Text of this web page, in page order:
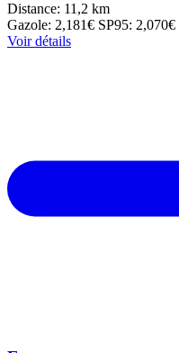
Distance: 11,2 km
Gazole: 2,181€ SP95: 2,070€
Voir détails